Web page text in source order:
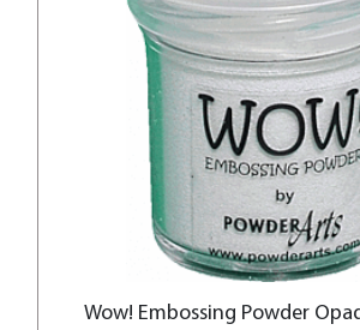
Wow! Embossing Powder